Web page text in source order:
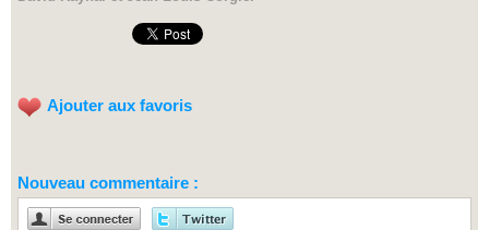
Ajouter aux favoris
Nouveau commentaire :